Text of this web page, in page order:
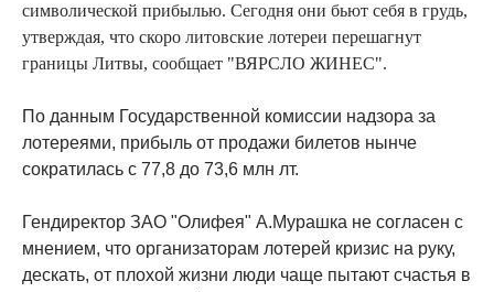
символической прибылью. Сегодня они бьют себя в грудь,
утверждая, что скоро литовские лотереи перешагнут
границы Литвы, сообщает "ВЯРСЛО ЖИНЕС".
По данным Государственной комиссии надзора за
лотереями, прибыль от продажи билетов нынче
сократилась с 77,8 до 73,6 млн лт.
Гендиректор ЗАО "Олифея" А.Мурашка не согласен с
мнением, что организаторам лотерей кризис на руку,
дескать, от плохой жизни люди чаще пытают счастья в